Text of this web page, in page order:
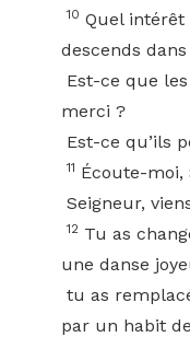
10 Quel
descends
Est-ce que
merci ?
Est-ce qu’ils
11 Écoute-moi,
Seigneur,
12 Tu as
une danse
tu as
par un habit